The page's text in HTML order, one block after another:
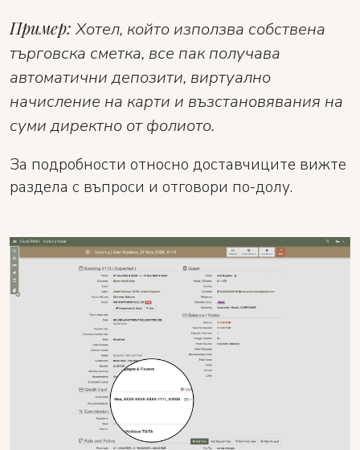
Пример: Хотел, който използва собствена
търговска сметка, все пак получава
автоматични депозити, виртуално
начисление на карти и възстановявания на
суми директно от фолиото.
За подробности относно доставчиците вижте
раздела с въпроси и отговори по-долу.